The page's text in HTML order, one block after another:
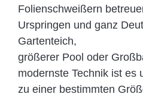
Folien­schweißern
Urspringen und ganz
Gartenteich,
größerer Pool oder
modernste Technik ist es
zu einer bestimmten